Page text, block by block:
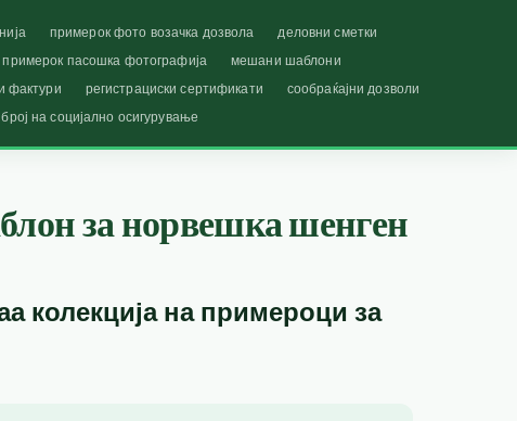
примерок фото возачка дозвола
деловни сметки
примерок пасошка фотографија
мешани шаблони
фактури регистрациски сертификати
сообраќајни дозволи
број на социјално осигурување
за норвешка шенген
колекција на примероци за